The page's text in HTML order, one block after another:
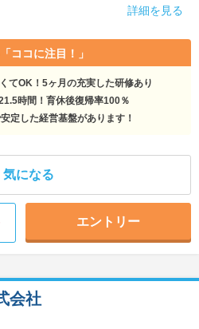
詳細を見る
「ココに注目！」
てOK！5ヶ月の充実した研修あり
時間！育休後復帰率100％
定した経営基盤があります！
気になる
エントリー
会社